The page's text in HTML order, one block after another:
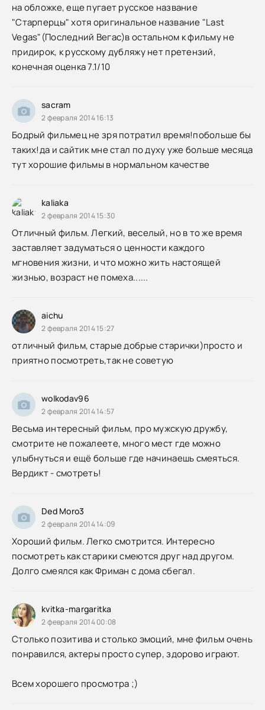
на обложке, еще пугает русское название
"Старперцы" хотя оригинальное название "Last
Vegas"(Последний Вегас)в остальном к фильму не
придирок, к русскому дубляжу нет претензий,
конечная оценка 7.1/10
sacram
2 февраля 2014 16:13
Бодрый фильмец не зря потратил время!побольше бы
таких!да и сайтик мне стал по духу уже больше месяца
тут хорошие фильмы в нормальном качестве
kaliaka
2 февраля 2014 15:30
Отличный фильм. Легкий, веселый, но в то же время
заставляет задуматься о ценности каждого
мгновения жизни, и что можно жить настоящей
жизнью, возраст не помеха......
aichu
2 февраля 2014 15:27
отличный фильм, старые добрые старички)просто и
приятно посмотреть,так не советую
wolkodav96
2 февраля 2014 14:57
Весьма интересный фильм, про мужскую дружбу,
смотрите не пожалеете, много мест где можно
улыбнуться и ещё больше где начинаешь смеяться.
Вердикт - смотреть!
Ded Moro3
2 февраля 2014 14:09
Хороший фильм. Легко смотрится. Интересно
посмотреть как старики смеются друг над другом.
Долго смеялся как Фриман с дома сбегал.
kvitka-margaritka
2 февраля 2014 00:08
Столько позитива и столько эмоций, мне фильм очень
понравился, актеры просто супер, здорово играют.
Всем хорошего просмотра ;)